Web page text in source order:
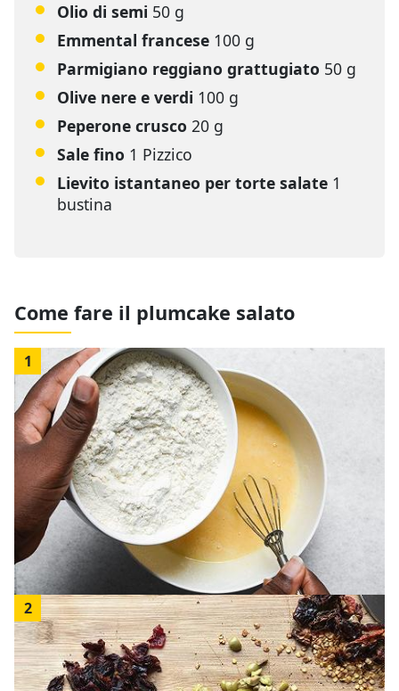
Olio di semi 50 g
Emmental francese 100 g
Parmigiano reggiano grattugiato 50 g
Olive nere e verdi 100 g
Peperone crusco 20 g
Sale fino 1 Pizzico
Lievito istantaneo per torte salate 1
bustina
Come fare il plumcake salato
1
2